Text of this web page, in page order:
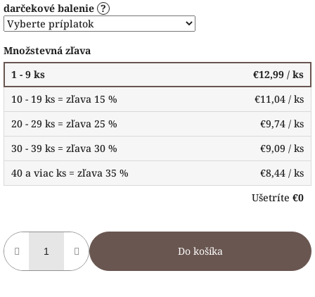
darčekové balenie ?
Množstevná zľava
1 - 9 ks
€12,99 / ks
10 - 19 ks = zľava 15 %
€11,04 / ks
20 - 29 ks = zľava 25 %
€9,74 / ks
30 - 39 ks = zľava 30 %
€9,09 / ks
40 a viac ks = zľava 35 %
€8,44 / ks
Ušetríte €0
Do košíka